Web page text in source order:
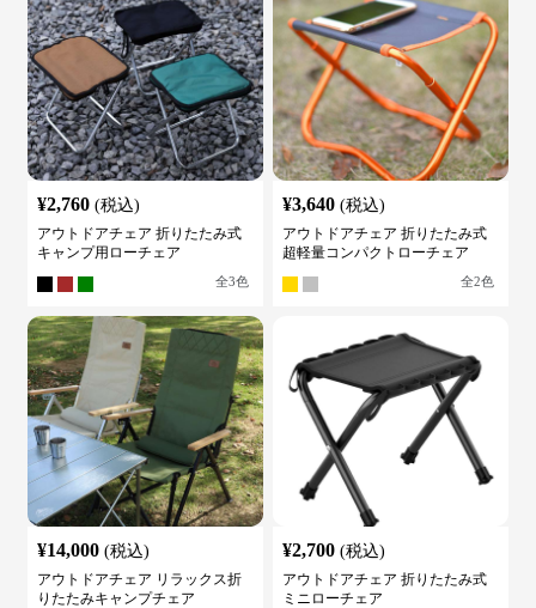
¥2,760 (税込)
アウトドアチェア 折りたたみ式
キャンプ用ローチェア
全3色
¥3,640 (税込)
アウトドアチェア 折りたたみ式
超軽量コンパクトローチェア
全2色
¥14,000 (税込)
アウトドアチェア リラックス折
りたたみキャンプチェア
¥2,700 (税込)
アウトドアチェア 折りたたみ式
ミニローチェア